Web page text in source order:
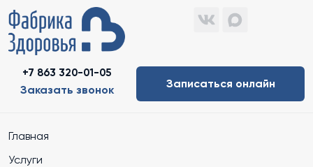
+7 863 320-01-05
Заказать звонок Записаться онлайн
Главная
Услуги